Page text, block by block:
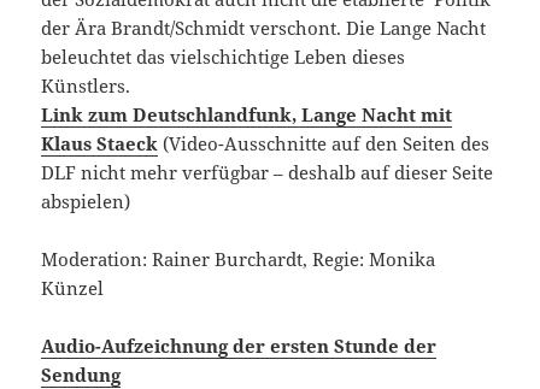
der Ära Brandt/Schmidt verschont. Die Lange Nacht
beleuchtet das vielschichtige Leben dieses
Künstlers.
Link zum Deutschlandfunk, Lange Nacht mit
Klaus Staeck (Video-Ausschnitte auf den Seiten des
DLF nicht mehr verfügbar – deshalb auf dieser Seite
abspielen)
Moderation: Rainer Burchardt, Regie: Monika
Künzel
Audio-Aufzeichnung der ersten Stunde der
Sendung